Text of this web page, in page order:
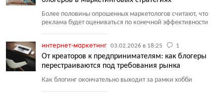
Более половины опрошенных маркетологов считают, что
реклама будет оцениваться по конечной эффективности
интернет-маркетинг 03.02.2026 в 18:25 1
От креаторов к предпринимателям: как блогеры
перестраиваются под требования рынка
Как блогинг окончательно выходит за рамки хобби